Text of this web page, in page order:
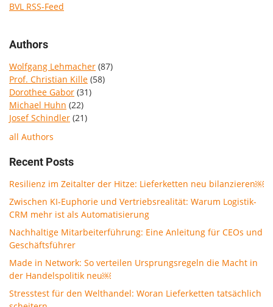
BVL RSS-Feed
Authors
Wolfgang Lehmacher (87)
Prof. Christian Kille (58)
Dorothee Gabor (31)
Michael Huhn (22)
Josef Schindler (21)
all Authors
Recent Posts
Resilienz im Zeitalter der Hitze: Lieferketten neu bilanzieren￼
Zwischen KI-Euphorie und Vertriebsrealität: Warum Logistik-
CRM mehr ist als Automatisierung
Nachhaltige Mitarbeiterführung: Eine Anleitung für CEOs und
Geschäftsführer
Made in Network: So verteilen Ursprungsregeln die Macht in
der Handelspolitik neu￼
Stresstest für den Welthandel: Woran Lieferketten tatsächlich